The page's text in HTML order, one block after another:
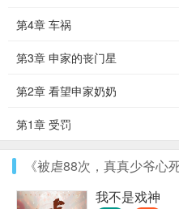
第4章 车祸
第3章 申家的丧门星
第2章 看望申家奶奶
第1章 受罚
《被虐88次，真真少爷心
我不是戏神